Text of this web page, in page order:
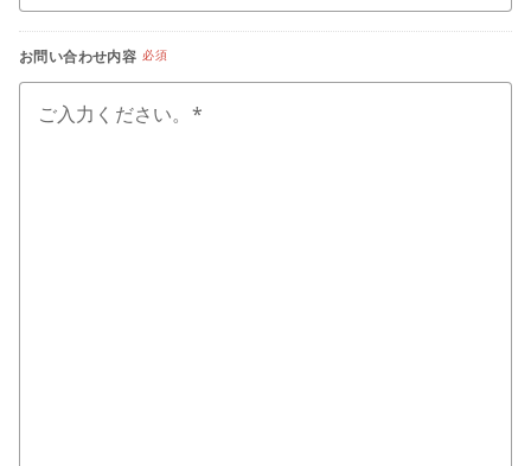
お問い合わせ内容 必須
ご入力ください。